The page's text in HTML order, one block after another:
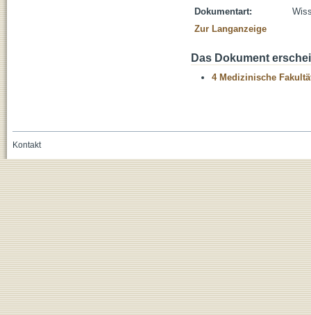
Dokumentart:
Zur Langanzeige
Das Dokument
4 Medizinische
Kontakt